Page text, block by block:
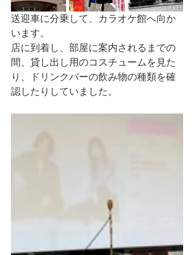
送迎車に分乗して、カラオケ館へ向か
います。
店に到着し、部屋に案内されるまでの
間、貸し出し用のコスチュームを見た
り、ドリンクバーの飲み物の種類を確
認したりしていました。